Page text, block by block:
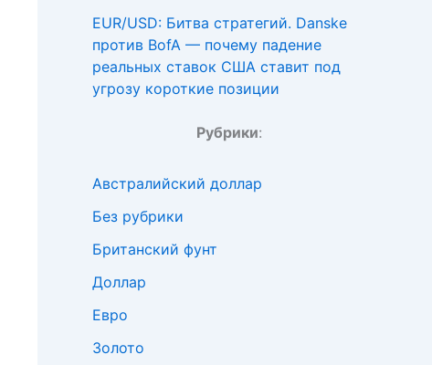
EUR/USD: Битва стратегий. Danske
против BofA — почему падение
реальных ставок США ставит под
угрозу короткие позиции
Рубрики:
Австралийский доллар
Без рубрики
Британский фунт
Доллар
Евро
Золото